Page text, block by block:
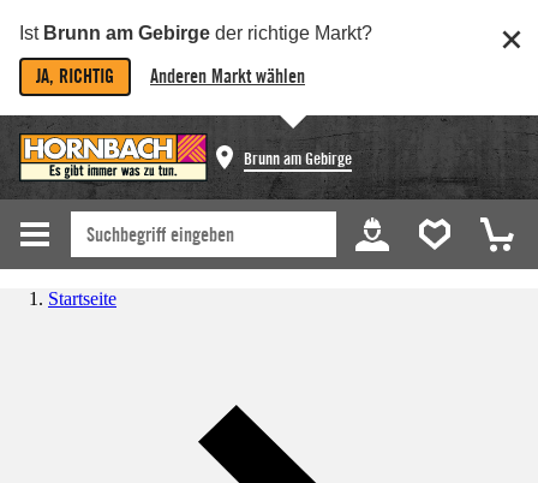
Ist Brunn am Gebirge der richtige Markt?
JA, RICHTIG Anderen Markt wählen
Brunn am Gebirge
Startseite